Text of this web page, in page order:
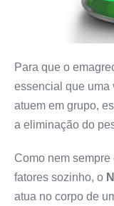
Para que o
essencial que uma
atuem em grupo,
a eliminação do
Como nem
fatores sozinho, o
atua no corpo de